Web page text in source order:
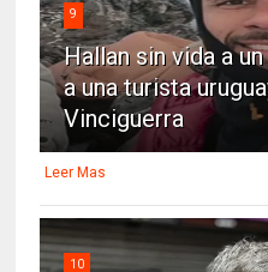
9
Hallan sin vida a
a una turista
Vinciguerra
Leer Mas
10